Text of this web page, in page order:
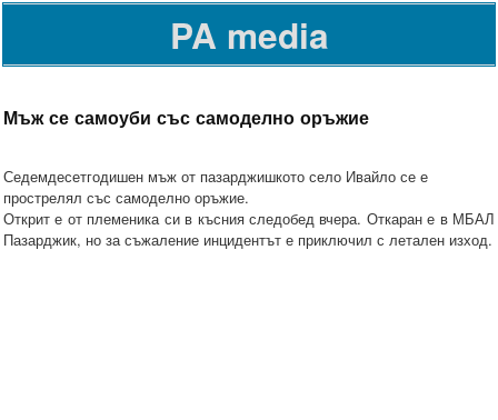
PA media
Мъж се самоуби със самоделно оръжие
Седемдесетгодишен мъж от пазарджишкото село Ивайло се е
прострелял със самоделно оръжие.
Открит е от племеника си в късния следобед вчера. Откаран е в МБАЛ
Пазарджик, но за съжаление инцидентът е приключил с летален изход.